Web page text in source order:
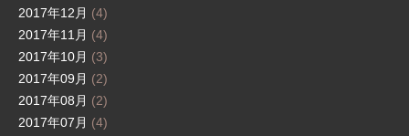
2017年12月 (4)
2017年11月 (4)
2017年10月 (3)
2017年09月 (2)
2017年08月 (2)
2017年07月 (4)